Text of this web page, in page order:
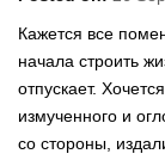
Кажется все
начала строить
отпускает.
измученного и
со стороны,